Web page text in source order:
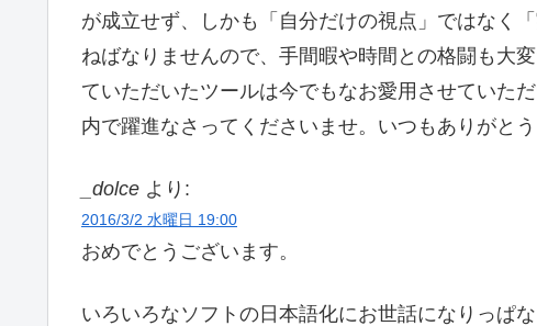
が成立せず、しかも「自分だけの視点」ではなく
ねばなりませんので、手間暇や時間との格闘も大
ていただいたツールは今でもなお愛用させていた
内で躍進なさってくださいませ。いつもありがとう
_dolce より:
2016/3/2 水曜日 19:00
おめでとうございます。
いろいろなソフトの日本語化にお世話になりっぱな